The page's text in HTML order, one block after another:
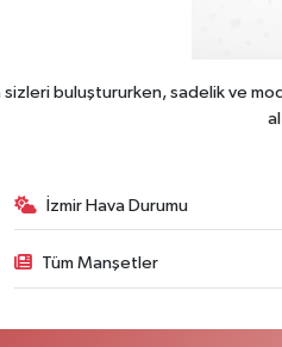
buluştururken, sadelik ve
İzmir Hava Durumu
Tüm Manşetler